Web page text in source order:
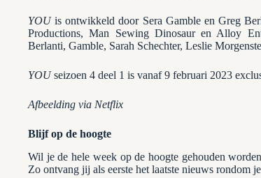
YOUis ontwikkeld door Sera Gamble en Greg
Productions, Man Sewing Dinosaur en Alloy
Berlanti, Gamble, Sarah Schechter, Leslie
YOUseizoen 4 deel 1 is vanaf 9 februari 2023
Afbeelding via Netflix
Blijf op de hoogte
Wil je de hele week op de hoogte gehouden
Zo ontvang jij als eerste het laatste nieuws rondom